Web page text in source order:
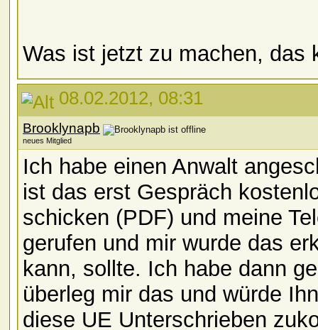
Was ist jetzt zu machen, das
08.02.2012, 08:31
Brooklynapb
neues Mitglied
Ich habe einen Anwalt
ist das erst Gespräch
schicken (PDF) und meine
gerufen und mir wurde das
kann, sollte. Ich habe dann
überleg mir das und würde
diese UE Unterschrieben